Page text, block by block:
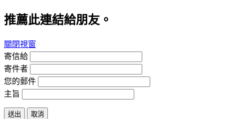
推薦此連結給朋友。
關閉視窗
寄信給
寄件者
您的郵件
主旨
送出 取消